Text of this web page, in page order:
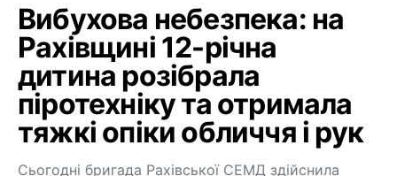
Вибухова небезпека: на
Рахівщині 12-річна
дитина розібрала
піротехніку та отримала
тяжкі опіки обличчя і рук
Сьогодні бригада Рахівської СЕМД здійснила